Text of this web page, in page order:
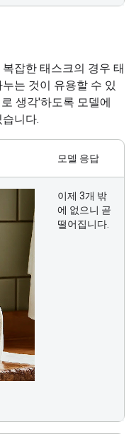
잡한 태스크의 경우 태
는 것이 유용할 수 있
생각'하도록 모델에
니다.
모델 응답
이제 3개 밖
에 없으니 곧
떨어집니다.